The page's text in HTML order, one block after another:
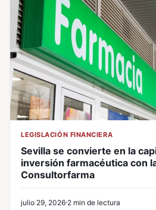
LEGISLACIÓN FINANCIERA
Sevilla se convierte en la
inversión farmacéutica con
Consultorfarma
julio 29, 2026 2 min de lectura